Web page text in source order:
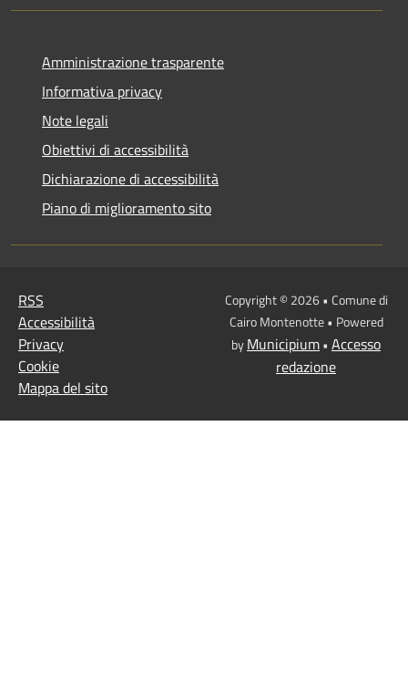
Amministrazione trasparente
Informativa privacy
Note legali
Obiettivi di accessibilità
Dichiarazione di accessibilità
Piano di miglioramento sito
RSS
Accessibilità
Privacy
Cookie
Mappa del sito
Copyright © 2026 • Comune di
Cairo Montenotte • Powered
byMunicipium• Accesso
redazione